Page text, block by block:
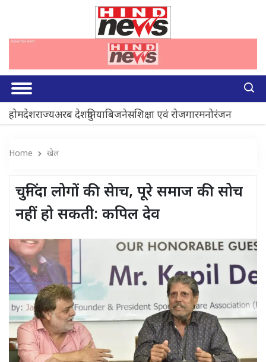
होमदेशराज्यअरब देशदुनियाबिजनेसशिक्षा एवं रोजगारमनोरंजन
Home खेल
चुनिंदा लोगों की सेाच, पूरे समाज की सोच
नहीं हो सकती: कपिल देव